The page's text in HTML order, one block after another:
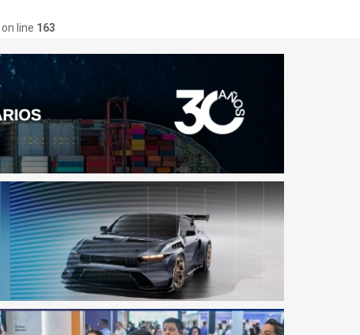
on line 163